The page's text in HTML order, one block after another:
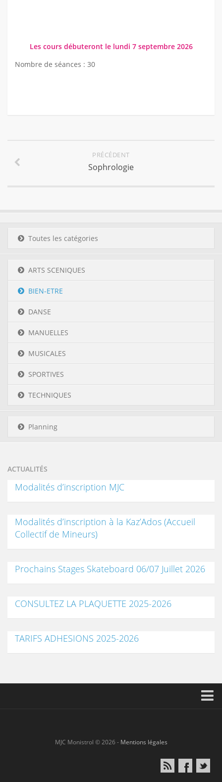
Les cours débuteront le lundi 7 septembre 2026
Nombre de séances : 30
PRÉCÉDENT
Sophrologie
Toutes les catégories
ARTS SCENIQUES
BIEN-ETRE
DANSE
MANUELLES
MUSICALES
SPORTIVES
TECHNIQUES
Planning
ACTUALITÉS
Modalités d’inscription MJC
Modalités d’inscription à la Kaz’Ados (Accueil
Collectif de Mineurs)
Prochains Stages Skateboard 06/07 Juillet 2026
CONSULTEZ LA PLAQUETTE 2025-2026
TARIFS ADHESIONS 2025-2026
MJC Monistrol © 2026 - Mentions légales